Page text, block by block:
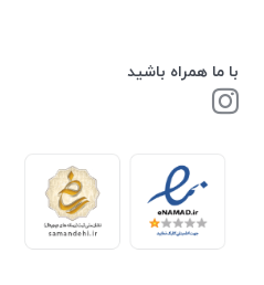
با ما همراه باشید